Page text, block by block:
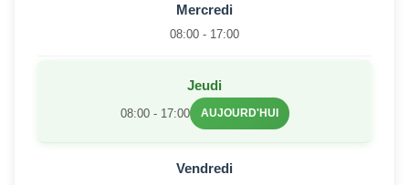
Mercredi
08:00 - 17:00
Jeudi
08:00 - 17:00 AUJOURD'HUI
Vendredi